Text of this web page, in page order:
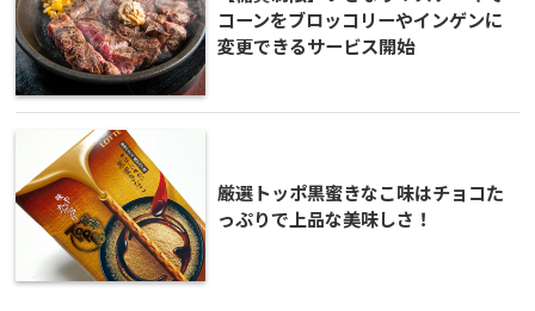
コーンをブロッコリーやインゲンに
変更できるサービス開始
厳選トッポ黒蜜きなこ味はチョコた
っぷりで上品な美味しさ！